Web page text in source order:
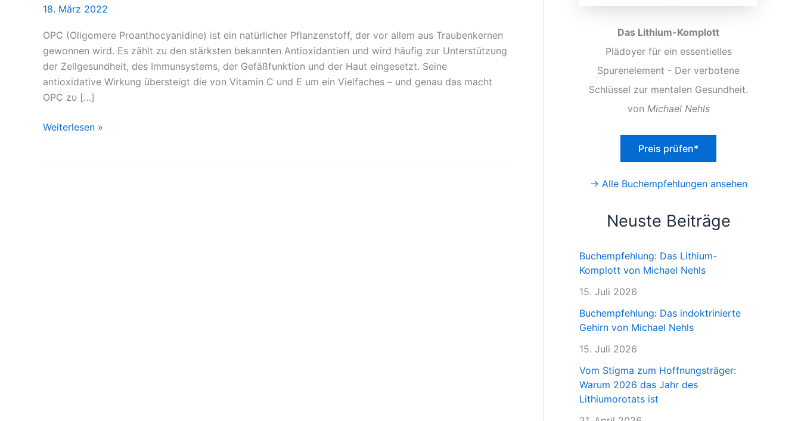
18. März 2022
OPC (Oligomere Proanthocyanidine) ist ein natürlicher Pflanzenstoff, der vor allem aus Traubenkernen
gewonnen wird. Es zählt zu den stärksten bekannten Antioxidantien und wird häufig zur Unterstützung
der Zellgesundheit, des Immunsystems, der Gefäßfunktion und der Haut eingesetzt. Seine
antioxidative Wirkung übersteigt die von Vitamin C und E um ein Vielfaches – und genau das macht
OPC zu […]
Traubenkerne
Gesundheit
und
Zellschutz
Weiterlesen »
Das Lithium-Komplott
Plädoyer für ein essentielles
Spurenelement - Der verbotene
Schlüssel zur mentalen Gesundheit.
von Michael Nehls
Preis prüfen*
→ Alle Buchempfehlungen ansehen
Neuste Beiträge
Buchempfehlung: Das Lithium-
Komplott von Michael Nehls
15. Juli 2026
Buchempfehlung: Das indoktrinierte
Gehirn von Michael Nehls
15. Juli 2026
Vom Stigma zum Hoffnungsträger:
Warum 2026 das Jahr des
Lithiumorotats ist